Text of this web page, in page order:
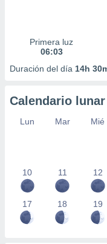
Primera luz
06:03
Duración del día 14h
Calendario lunar
Lun Mar Mié
10 11 12
17 18 19